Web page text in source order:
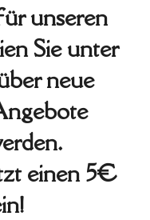
unseren
Sie unter
neue
einen 5€